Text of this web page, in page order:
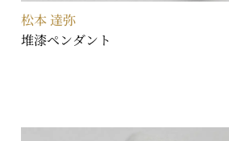
松本 達弥
堆漆ペンダント